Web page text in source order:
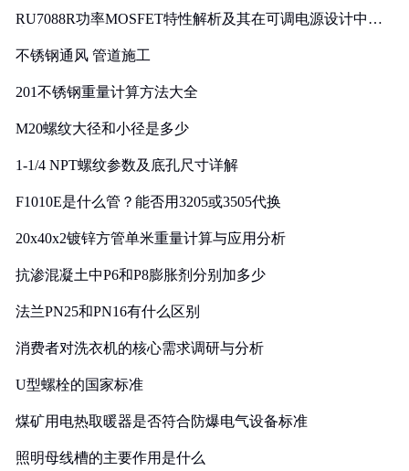
RU7088R功率MOSFET特性解析及其在可调电源设计中的
不锈钢通风 管道施工
201不锈钢重量计算方法大全
M20螺纹大径和小径是多少
1-1/4 NPT螺纹参数及底孔尺寸详解
F1010E是什么管？能否用3205或3505代换
20x40x2镀锌方管单米重量计算与应用分析
抗渗混凝土中P6和P8膨胀剂分别加多少
法兰PN25和PN16有什么区别
消费者对洗衣机的核心需求调研与分析
U型螺栓的国家标准
煤矿用电热取暖器是否符合防爆电气设备标准
照明母线槽的主要作用是什么